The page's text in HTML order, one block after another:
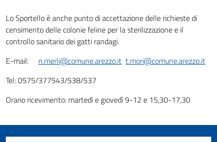
Lo Sportello è anche punto di accettazione delle richieste di
censimento delle colonie feline per la sterilizzazione e il
controllo sanitario dei gatti randagi.
E-mail: n.merli@comune.arezzo.it t.mori@comune.arezzo.it
Tel: 0575/377543/538/537
Orario ricevimento: martedì e giovedì 9-12 e 15,30-17,30